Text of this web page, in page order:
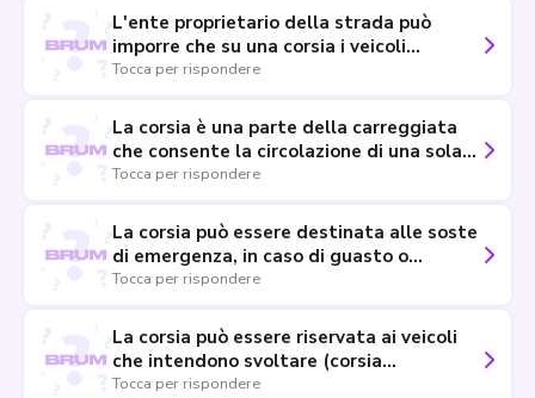
L'ente proprietario della strada può
imporre che su una corsia i veicoli
transitino ad una velocità minima
Tocca per rispondere
La corsia è una parte della carreggiata
che consente la circolazione di una sola
fila di veicoli
Tocca per rispondere
La corsia può essere destinata alle soste
di emergenza, in caso di guasto o
malessere
Tocca per rispondere
La corsia può essere riservata ai veicoli
che intendono svoltare (corsia
specializzata)
Tocca per rispondere